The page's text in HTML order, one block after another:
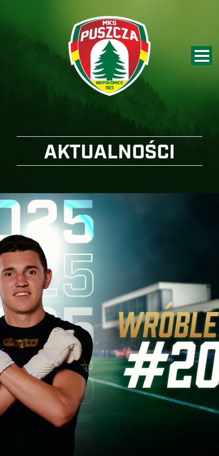
AKTUALNOŚCI